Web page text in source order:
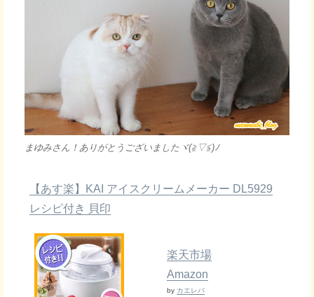
まゆみさん！ありがとうございましたヾ(≧▽≦)ﾉ
【あす楽】KAI アイスクリームメーカー DL5929
レシピ付き 貝印
楽天市場
Amazon
by カエレバ